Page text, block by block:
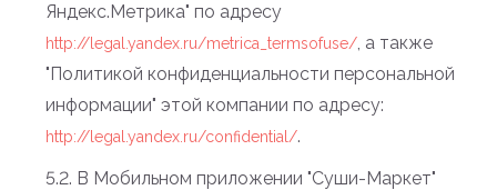
Яндекс.Метрика" по адресу
http://legal.yandex.ru/metrica_termsofuse/, а также
"Политикой конфиденциальности персональной
информации" этой компании по адресу:
http://legal.yandex.ru/confidential/.
5.2. В Мобильном приложении "Суши-Маркет"